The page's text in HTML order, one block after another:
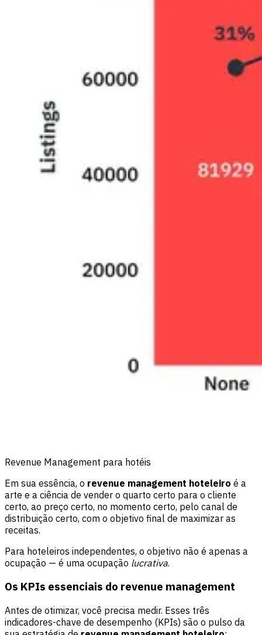
Revenue Management para hotéis
Em sua essência, o revenue management hoteleiro é a
arte e a ciência de vender o quarto certo para o cliente
certo, ao preço certo, no momento certo, pelo canal de
distribuição certo, com o objetivo final de maximizar as
receitas.
Para hoteleiros independentes, o objetivo não é apenas a
ocupação — é uma ocupação lucrativa.
Os KPIs essenciais do revenue management
Antes de otimizar, você precisa medir. Esses três
indicadores-chave de desempenho (KPIs) são o pulso da